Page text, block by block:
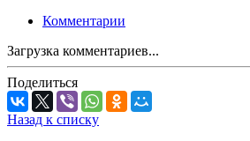
Комментарии
Загрузка комментариев...
Поделиться
Назад к списку